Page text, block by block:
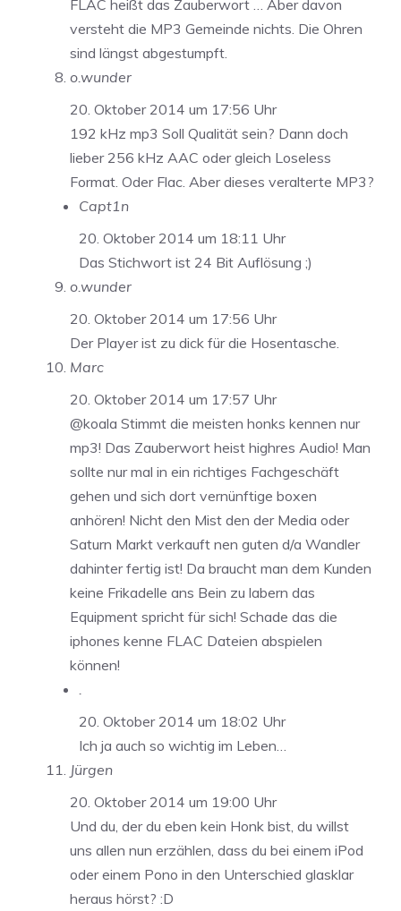
FLAC heißt das Zauberwort … Aber davon
versteht die MP3 Gemeinde nichts. Die Ohren
sind längst abgestumpft.
o.wunder
20. Oktober 2014 um 17:56 Uhr
192 kHz mp3 Soll Qualität sein? Dann doch
lieber 256 kHz AAC oder gleich Loseless
Format. Oder Flac. Aber dieses veralterte MP3?
Capt1n
20. Oktober 2014 um 18:11 Uhr
Das Stichwort ist 24 Bit Auflösung ;)
o.wunder
20. Oktober 2014 um 17:56 Uhr
Der Player ist zu dick für die Hosentasche.
Marc
20. Oktober 2014 um 17:57 Uhr
@koala Stimmt die meisten honks kennen nur
mp3! Das Zauberwort heist highres Audio! Man
sollte nur mal in ein richtiges Fachgeschäft
gehen und sich dort vernünftige boxen
anhören! Nicht den Mist den der Media oder
Saturn Markt verkauft nen guten d/a Wandler
dahinter fertig ist! Da braucht man dem Kunden
keine Frikadelle ans Bein zu labern das
Equipment spricht für sich! Schade das die
iphones kenne FLAC Dateien abspielen
können!
.
20. Oktober 2014 um 18:02 Uhr
Ich ja auch so wichtig im Leben…
Jürgen
20. Oktober 2014 um 19:00 Uhr
Und du, der du eben kein Honk bist, du willst
uns allen nun erzählen, dass du bei einem iPod
oder einem Pono in den Unterschied glasklar
heraus hörst? :D